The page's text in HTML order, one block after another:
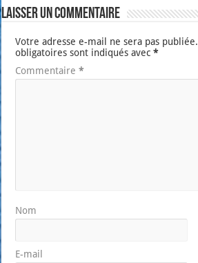
Laisser un commentaire
Votre adresse e-mail ne sera pas publiée.
obligatoires sont indiqués avec*
Commentaire*
Nom
E-mail